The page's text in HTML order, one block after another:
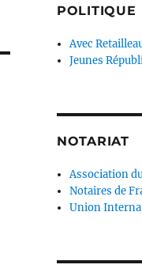
POLITIQUE
Avec
Jeunes
NOTARIAT
Association
Notaires de
Union